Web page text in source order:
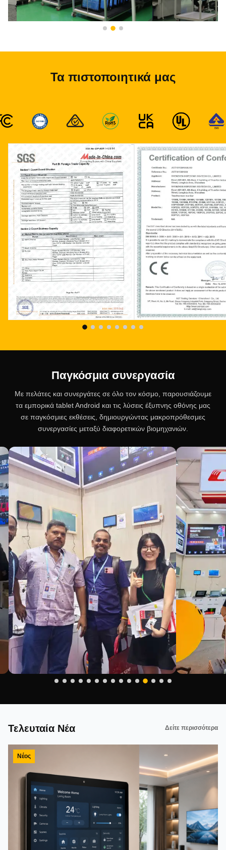
Τα πιστοποιητικά μας
Παγκόσμια συνεργασία
Με πελάτες και συνεργάτες σε όλο τον κόσμο, παρουσιάζουμε
τα εμπορικά tablet Android και τις λύσεις έξυπνης οθόνης μας
σε παγκόσμιες εκθέσεις, δημιουργώντας μακροπρόθεσμες
συνεργασίες μεταξύ διαφορετικών βιομηχανιών.
Τελευταία Νέα Δείτε περισσότερα
Νέος